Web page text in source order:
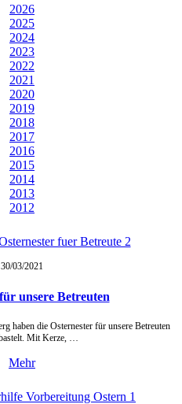
2026
2025
2024
2023
2022
2021
2020
2019
2018
2017
2016
2015
2014
2013
2012
30/03/2021
unsere Betreuten
haben die Osternester für unsere Betreuten
Mit Kerze, …
Mehr